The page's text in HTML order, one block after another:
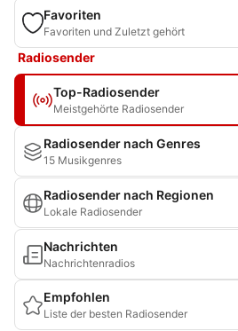
Favoriten
Favoriten und Zuletzt gehört
Radiosender
Top-Radiosender
Meistgehörte Radiosender
Radiosender nach Genres
15 Musikgenres
Radiosender nach Regionen
Lokale Radiosender
Nachrichten
Nachrichtenradios
Empfohlen
Liste der besten Radiosender